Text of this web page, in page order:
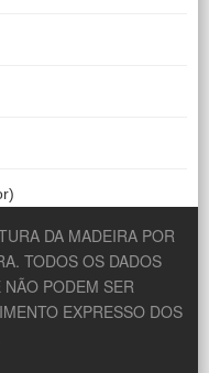
DA MADEIRA POR
TODOS OS DADOS
PODEM SER
EXPRESSO DOS